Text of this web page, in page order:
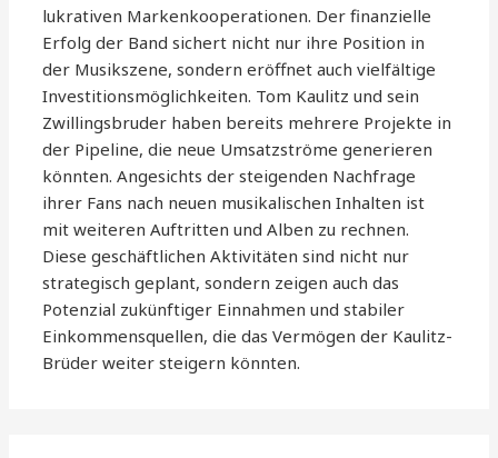
lukrativen Markenkooperationen. Der finanzielle
Erfolg der Band sichert nicht nur ihre Position in
der Musikszene, sondern eröffnet auch vielfältige
Investitionsmöglichkeiten. Tom Kaulitz und sein
Zwillingsbruder haben bereits mehrere Projekte in
der Pipeline, die neue Umsatzströme generieren
könnten. Angesichts der steigenden Nachfrage
ihrer Fans nach neuen musikalischen Inhalten ist
mit weiteren Auftritten und Alben zu rechnen.
Diese geschäftlichen Aktivitäten sind nicht nur
strategisch geplant, sondern zeigen auch das
Potenzial zukünftiger Einnahmen und stabiler
Einkommensquellen, die das Vermögen der Kaulitz-
Brüder weiter steigern könnten.